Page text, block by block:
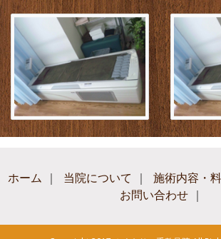
ホーム ｜ 当院について ｜ 施術内容・
お問い合わせ ｜